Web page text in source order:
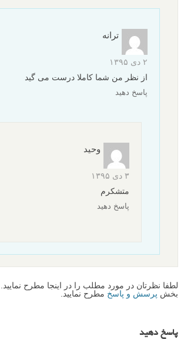
ترانه
۲ دی ۱۳۹۵
از نظر من شما کاملا درست می گید
پاسخ دهید
وحید
۳ دی ۱۳۹۵
متشکرم
پاسخ دهید
لطفا نظرتان در مورد مطلب را در اینجا مطرح نمایید.
بخش پرسش و پاسخ مطرح نمایید.
پاسخ دهید